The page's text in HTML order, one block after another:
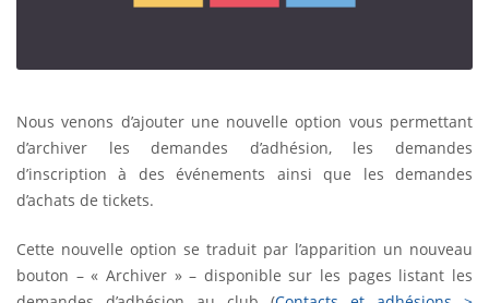
Nous venons d’ajouter une nouvelle option vous permettant
d’archiver les demandes d’adhésion, les demandes
d’inscription à des événements ainsi que les demandes
d’achats de tickets.
Cette nouvelle option se traduit par l’apparition un nouveau
bouton – « Archiver » – disponible sur les pages listant les